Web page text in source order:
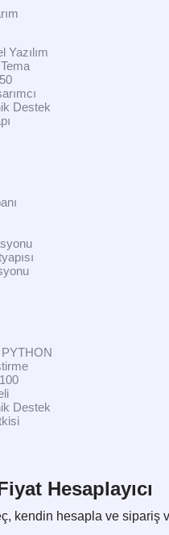
Yazılım
Destek
Destek
Hesaplayıcı
kendin hesapla ve sipariş